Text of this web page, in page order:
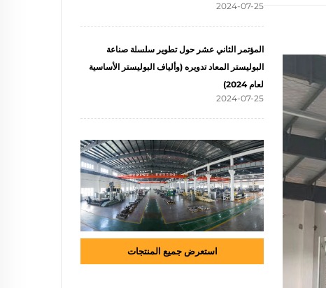
2024-07-25
المؤتمر الثاني عشر حول تطوير سلسلة صناعة
البوليستر المعاد تدويره (وألياف البوليستر الأساسية
لعام 2024)
2024-07-25
استعرض جميع المنتجات